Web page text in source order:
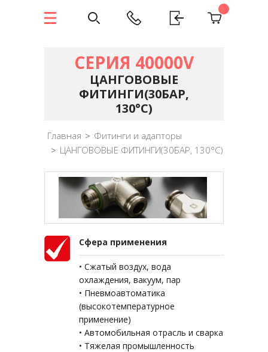
СЕРИЯ 40000V
ЦАНГОВОВЫЕ
ФИТИНГИ(30БАР,
130°C)
Главная > Фитинги и адапторы
> ЦАНГОВОВЫЕ ФИТИНГИ(30БАР, 130°C)
Сфера применения
• Сжатый воздух, вода
охлаждения, вакуум, пар
• Пневмоавтоматика
(высокотемпературное
применение)
• Автомобильная отрасль и сварка
• Тяжелая промышленность